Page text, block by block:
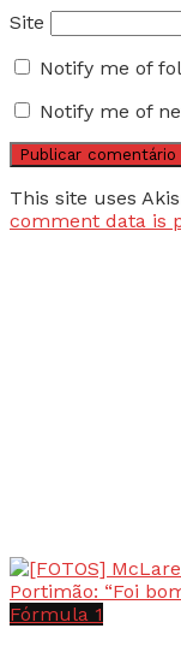
Site
Notify me of
Notify me of
This site uses
comment data is
Fórmula 1